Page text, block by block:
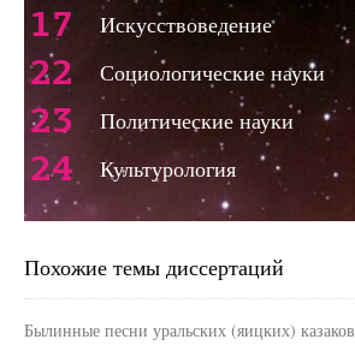
17 Искусствоведение
22 Социологические науки
23 Политические науки
24 Культурология
Похожие темы диссертаций
Былинные песни уральских (яицких) казаков